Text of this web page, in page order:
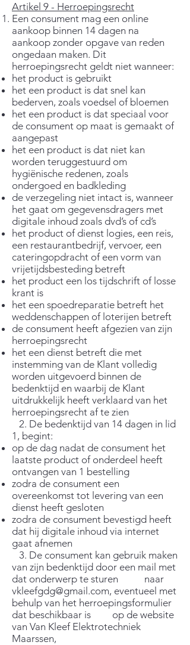
Artikel 9 - Herroepingsrecht
Een consument mag een online
aankoop binnen 14 dagen na
aankoop zonder opgave van reden
ongedaan maken. Dit
herroepingsrecht geldt niet wanneer:
het product is gebruikt
het een product is dat snel kan
bederven, zoals voedsel of bloemen
het een product is dat speciaal voor
de consument op maat is gemaakt of
aangepast
het een product is dat niet kan
worden teruggestuurd om
hygiënische redenen, zoals
ondergoed en badkleding
de verzegeling niet intact is, wanneer
het gaat om gegevensdragers met
digitale inhoud zoals dvd’s of cd’s
het product of dienst logies, een reis,
een restaurantbedrijf, vervoer, een
cateringopdracht of een vorm van
vrijetijdsbesteding betreft
het product een los tijdschrift of losse
krant is
het een spoedreparatie betreft het
weddenschappen of loterijen betreft
de consument heeft afgezien van zijn
herroepingsrecht
het een dienst betreft die met
instemming van de Klant volledig
worden uitgevoerd binnen de
bedenktijd en waarbij de Klant
uitdrukkelijk heeft verklaard van het
herroepingsrecht af te zien
2. De bedenktijd van 14 dagen in lid
1, begint:
op de dag nadat de consument het
laatste product of onderdeel heeft
ontvangen van 1 bestelling
zodra de consument een
overeenkomst tot levering van een
dienst heeft gesloten
zodra de consument bevestigd heeft
dat hij digitale inhoud via internet
gaat afnemen
3. De consument kan gebruik maken
van zijn bedenktijd door een mail met
dat onderwerp te sturen naar
vkleefgdg@gmail.com, eventueel met
behulp van het herroepingsformulier
dat beschikbaar is op de website
van Van Kleef Elektrotechniek
Maarssen,